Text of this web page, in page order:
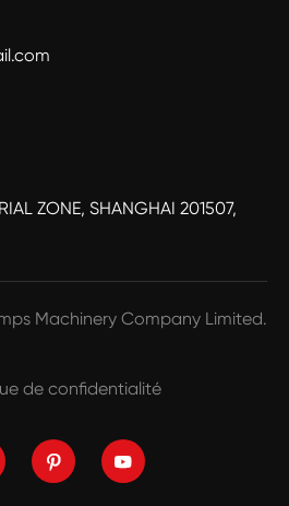
ZONE, SHANGHAI 201507,
Machinery Company Limited.
de confidentialité
 